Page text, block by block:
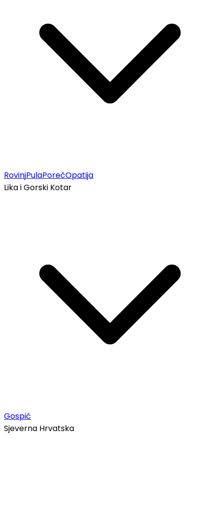
RovinjPulaPorečOpatija
Lika i Gorski Kotar
Gospić
Sjeverna Hrvatska